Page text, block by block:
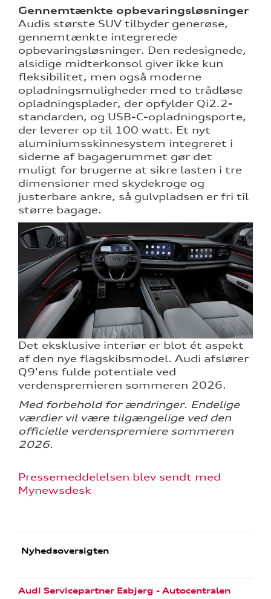
Gennemtænkte opbevaringsløsninger
Audis største SUV tilbyder generøse,
gennemtænkte integrerede
opbevaringsløsninger. Den redesignede,
alsidige midterkonsol giver ikke kun
fleksibilitet, men også moderne
opladningsmuligheder med to trådløse
opladningsplader, der opfylder Qi2.2-
standarden, og USB-C-opladningsporte,
der leverer op til 100 watt. Et nyt
aluminiumsskinnesystem integreret i
siderne af bagagerummet gør det
muligt for brugerne at sikre lasten i tre
dimensioner med skydekroge og
justerbare ankre, så gulvpladsen er fri til
større bagage.
Det eksklusive interiør er blot ét aspekt
af den nye flagskibsmodel. Audi afslører
Q9'ens fulde potentiale ved
verdenspremieren sommeren 2026.
Med forbehold for ændringer. Endelige
værdier vil være tilgængelige ved den
officielle verdenspremiere sommeren
2026.
Pressemeddelelsen blev sendt med
Mynewsdesk
Nyhedsoversigten
Audi Servicepartner Esbjerg - Autocentralen